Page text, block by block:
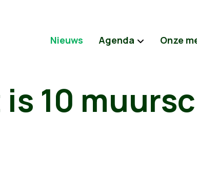
Nieuws Agenda Onze
10